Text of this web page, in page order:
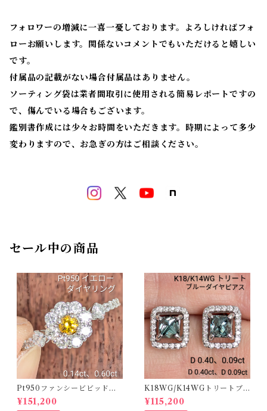
フォロワーの増減に一喜一憂しております。よろしければフォ
ローお願いします。関係ないコメントでもいただけると嬉しい
です。
付属品の記載がない場合付属品はありません。
ソーティング袋は業者間取引に使用される簡易レポートですの
で、傷んでいる場合もございます。
鑑別書作成には少々お時間をいただきます。時期によって多少
変わりますので、お急ぎの方はご相談ください。
セール中の商品
Pt950ファンシービビッドオ
レンジィイエローダイヤリン
グ D 0.144ct D 0.60ct【PR
¥151,200
K18WG/K14WGトリートブ
ルーダイヤピアス 【PRO20
8939】
¥115,200